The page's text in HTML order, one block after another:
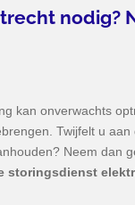
nodig?
kan onverwachts
Twijfelt u aan
Neem dan
storingsdienst